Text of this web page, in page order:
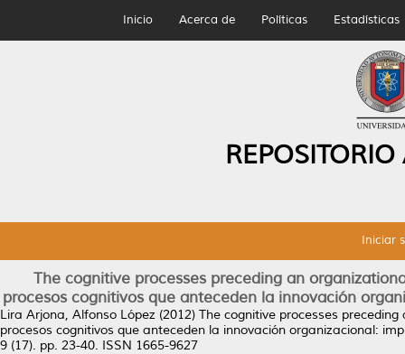
Inicio Acerca de Políticas Estadísticas
Iniciar
The cognitive processes preceding an
procesos cognitivos que anteceden la innovación
Lira Arjona, Alfonso López (2012) The cognitive processes
procesos cognitivos que anteceden la innovación organizacional:
9 (17). pp. 23-40. ISSN 1665-9627